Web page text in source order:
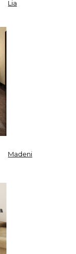
Lia
Madeni